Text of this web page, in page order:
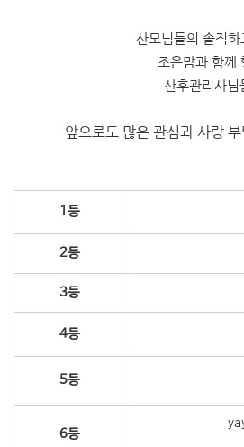
산모님들의 솔직
조은맘과 함께
산후관리사님
앞으로도 많은 관심과 사랑 부
1등
2등
3등
4등
5등
6등